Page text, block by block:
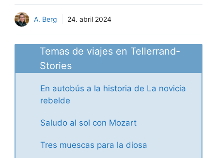
A. Berg 24. abril 2024
Temas de viajes en Tellerrand-
Stories
En autobús a la historia de La novicia
rebelde
Saludo al sol con Mozart
Tres muescas para la diosa